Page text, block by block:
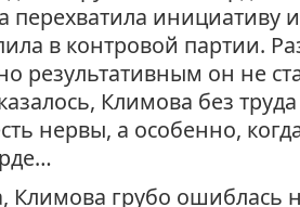
перехватила инициативу
в контровой партии.
результативным он не
Климова без
нервы, а особенно,
Климова грубо ошиблась